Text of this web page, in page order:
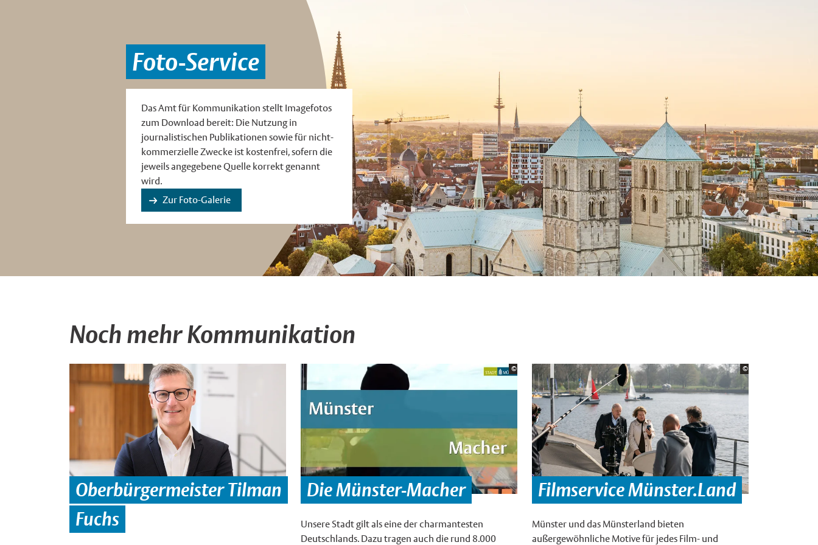
Foto-Service
Das Amt für Kommunikation stellt Imagefotos
zum Download bereit: Die Nutzung in
journalistischen Publikationen sowie für nicht-
kommerzielle Zwecke ist kostenfrei, sofern die
jeweils angegebene Quelle korrekt genannt
wird.
Zur Foto-Galerie
Noch mehr Kommunikation
Oberbürgermeister Tilman
Fuchs
© Bildrechte:
Stadt Münster
Die Münster-Macher
Unsere Stadt gilt als eine der charmantesten
Deutschlands. Dazu tragen auch die rund 8.000
©
Filmservice Münster.Land
Münster und das Münsterland bieten
außergewöhnliche Motive für jedes Film- und